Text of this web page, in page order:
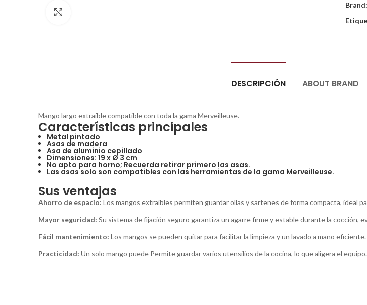
Brand:
DESCRIPCIÓN ABOUT BRAND
Mango largo extraíble compatible con toda la gama Merveilleuse.
Características principales
Metal pintado
Asas de madera
Asa de aluminio cepillado
Dimensiones: 19 x Ø 3 cm
No apto para horno; Recuerda retirar primero las asas.
Las asas solo son compatibles con las herramientas de la gama Merveilleuse.
Sus ventajas
Ahorro de espacio: Los mangos extraíbles permiten guardar ollas y sartenes de forma compacta, ideal
Mayor seguridad: Su sistema de fijación seguro garantiza un agarre firme y estable durante la cocción,
Fácil mantenimiento: Los mangos se pueden quitar para facilitar la limpieza y un lavado a mano eficiente.
Practicidad: Un solo mango puede Permite guardar varios utensilios de la cocina, lo que aligera el equipo.